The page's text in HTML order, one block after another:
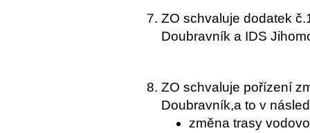
ZO schvaluje dodatek
Doubravník a IDS
ZO schvaluje pořízení
Doubravník,a to v
změna trasy